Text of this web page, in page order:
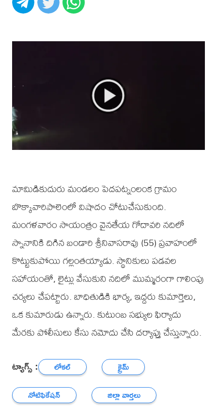
మామిడికుదురు మండలం పెదపట్నంలంక గ్రామం
బొక్కావారిపాలెంలో విషాదం చోటుచేసుకుంది.
మంగళవారం సాయంత్రం వైనతేయ గోదావరి నదిలో
స్నానానికి దిగిన బండారి శ్రీనివాసరావు (55) ప్రవాహంలో
కొట్టుకుపోయి గల్లంతయ్యాడు. స్థానికులు పడవల
సహాయంతో, లైట్లు వేసుకుని నదిలో ముమ్మరంగా గాలింపు
చర్యలు చేపట్టారు. బాధితుడికి భార్య, ఇద్దరు కుమార్తెలు,
ఒక కుమారుడు ఉన్నారు. కుటుంబ సభ్యుల ఫిర్యాదు
మేరకు పోలీసులు కేసు నమోదు చేసి దర్యాప్తు చేస్తున్నారు.
ట్యాగ్స్ : లోకల్
క్రైమ్
నోటిఫికేషన్
జిల్లా వార్తలు